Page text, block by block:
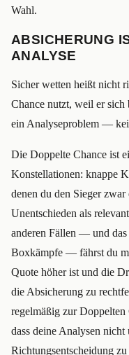
Wahl.
ABSICHERUNG
ANALYSE
Sicher wetten heißt nicht
Chance nutzt, weil er sich
ein Analyseproblem —
Die Doppelte Chance ist
Konstellationen: knappe
denen du den Sieger
Unentschieden als
anderen Fällen — und
Boxkämpfe — fährst du
Quote höher ist und die
die Absicherung zu
regelmäßig zur Doppelten
dass deine Analysen
Richtungsentscheidung